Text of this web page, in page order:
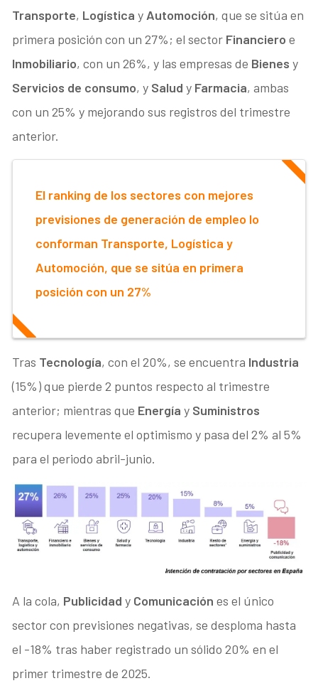
Transporte, LogísticayAutomoción, que se sitúa en
primera posición con un 27%; el sector Financieroe
Inmobiliario, con un 26%, y las empresas de Bienesy
Servicios de consumo, y Saludy Farmacia, ambas
con un 25% y mejorando sus registros del trimestre
anterior.
El ranking de los sectores con mejores
previsiones de generación de empleo lo
conforman Transporte, Logística y
Automoción, que se sitúa en primera
posición con un 27%
Tras Tecnología, con el 20%, se encuentra Industria
(15%) que pierde 2 puntos respecto al trimestre
anterior; mientras que Energíay Suministros
recupera levemente el optimismo y pasa del 2% al 5%
para el periodo abril-junio.
A la cola, Publicidady Comunicaciónes el único
sector con previsiones negativas, se desploma hasta
el -18% tras haber registrado un sólido 20% en el
primer trimestre de 2025.